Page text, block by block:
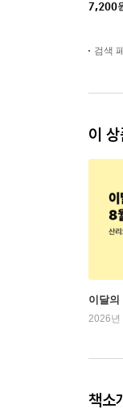
7,200
검색
이
이달의
2026년
책소